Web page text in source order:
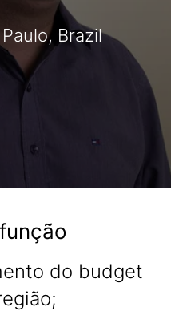
Brazil
do budget